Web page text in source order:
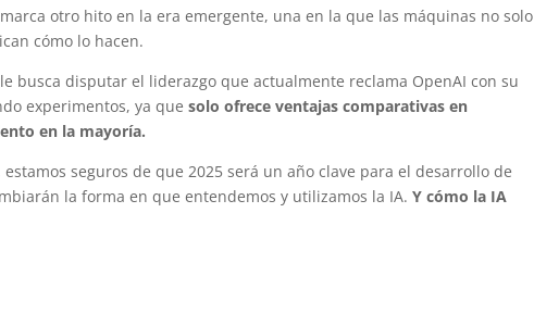
otro hito en la era emergente, una en la que las máquinas no solo
cómo lo hacen.
busca disputar el liderazgo que actualmente reclama OpenAI con su
experimentos, ya que solo ofrece ventajas comparativas en
en la mayoría.
seguros de que 2025 será un año clave para el desarrollo de
la forma en que entendemos y utilizamos la IA.Y cómo la IA